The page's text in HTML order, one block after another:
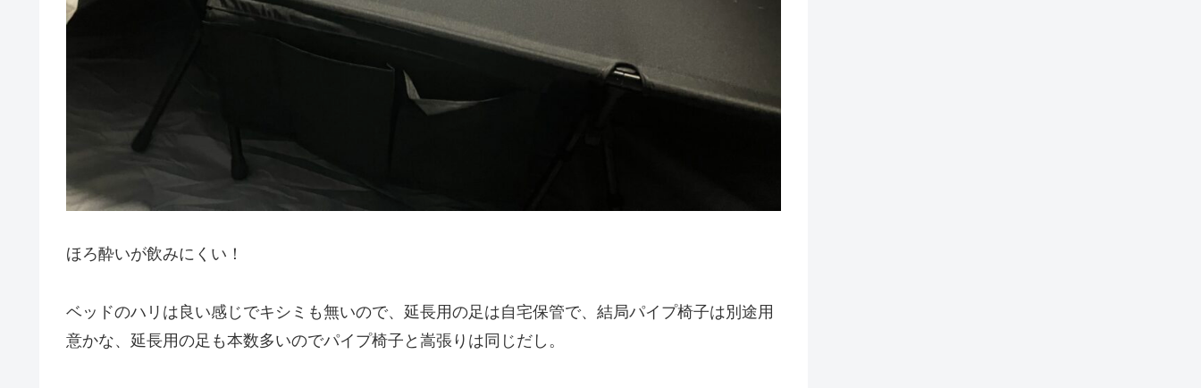
ほろ酔いが飲みにくい！
ベッドのハリは良い感じでキシミも無いので、延長用の足は自宅保管で、結局パイプ椅子は別途用
意かな、延長用の足も本数多いのでパイプ椅子と嵩張りは同じだし。